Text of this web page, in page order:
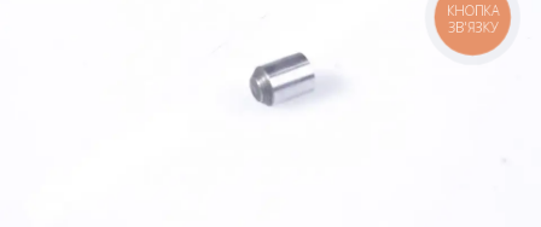
КНОПКА
ЗВ'ЯЗКУ